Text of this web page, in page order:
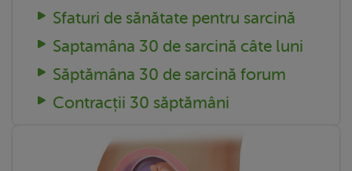
Sfaturi de sănătate pentru sarcină
Saptamâna 30 de sarcină câte luni
Săptămâna 30 de sarcină forum
Contracții 30 săptămâni